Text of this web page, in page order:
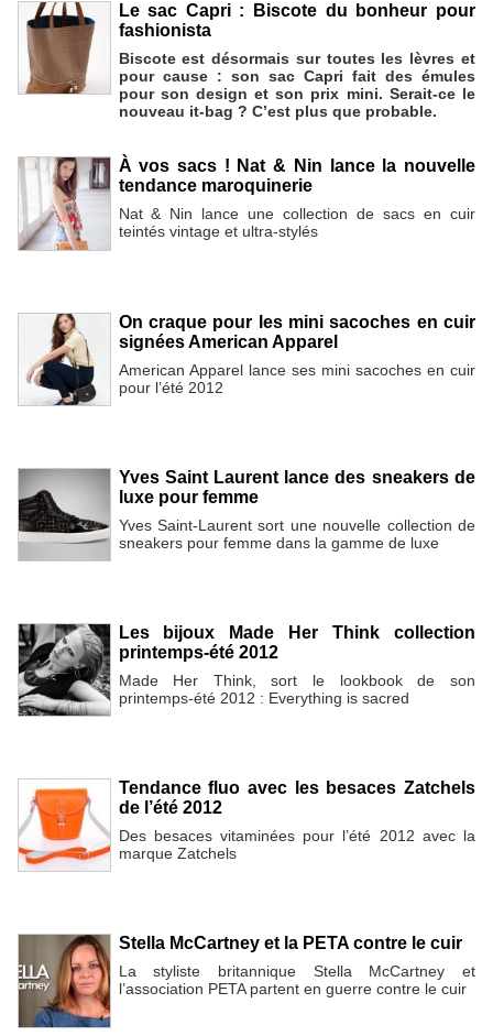
Le sac Capri : Biscote du bonheur pour
fashionista
Biscote est désormais sur toutes les lèvres et
pour cause : son sac Capri fait des émules
pour son design et son prix mini. Serait-ce le
nouveau it-bag ? C’est plus que probable.
À vos sacs ! Nat & Nin lance la nouvelle
tendance maroquinerie
Nat & Nin lance une collection de sacs en cuir
teintés vintage et ultra-stylés
On craque pour les mini sacoches en cuir
signées American Apparel
American Apparel lance ses mini sacoches en cuir
pour l’été 2012
Yves Saint Laurent lance des sneakers de
luxe pour femme
Yves Saint-Laurent sort une nouvelle collection de
sneakers pour femme dans la gamme de luxe
Les bijoux Made Her Think collection
printemps-été 2012
Made Her Think, sort le lookbook de son
printemps-été 2012 : Everything is sacred
Tendance fluo avec les besaces Zatchels
de l’été 2012
Des besaces vitaminées pour l’été 2012 avec la
marque Zatchels
Stella McCartney et la PETA contre le cuir
La styliste britannique Stella McCartney et
l’association PETA partent en guerre contre le cuir